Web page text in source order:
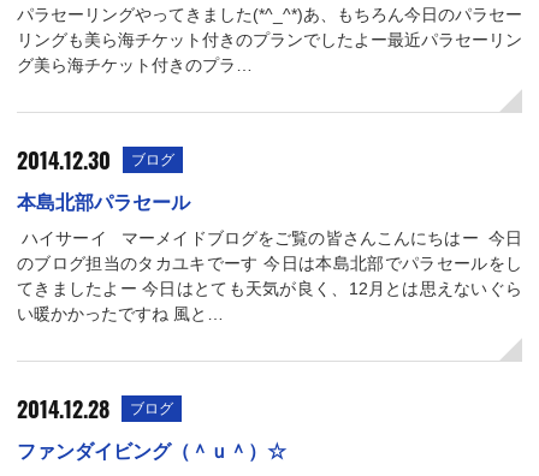
パラセーリングやってきました(*^_^*)あ、もちろん今日のパラセー
リングも美ら海チケット付きのプランでしたよー最近パラセーリン
グ美ら海チケット付きのプラ…
2014.12.30 ブログ
本島北部パラセール
ハイサーイ マーメイドブログをご覧の皆さんこんにちはー 今日
のブログ担当のタカユキでーす 今日は本島北部でパラセールをし
てきましたよー 今日はとても天気が良く、12月とは思えないぐら
い暖かかったですね 風と…
2014.12.28 ブログ
ファンダイビング（＾ｕ＾）☆